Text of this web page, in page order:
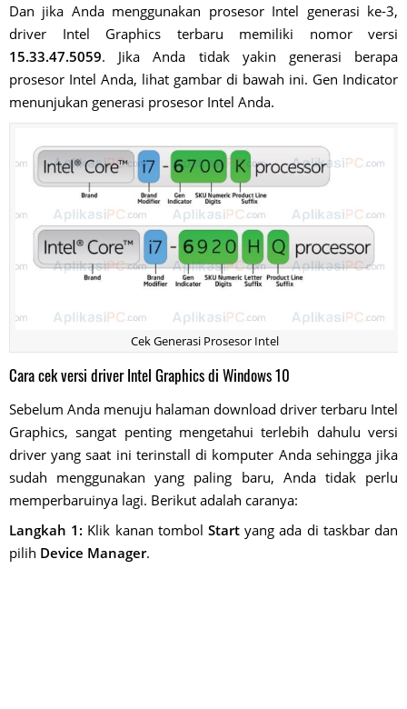
Dan jika Anda menggunakan prosesor Intel generasi ke-3,
driver Intel Graphics terbaru memiliki nomor versi
15.33.47.5059. Jika Anda tidak yakin generasi berapa
prosesor Intel Anda, lihat gambar di bawah ini. Gen Indicator
menunjukan generasi prosesor Intel Anda.
Cek Generasi Prosesor Intel
Cara cek versi driver Intel Graphics di Windows 10
Sebelum Anda menuju halaman download driver terbaru Intel
Graphics, sangat penting mengetahui terlebih dahulu versi
driver yang saat ini terinstall di komputer Anda sehingga jika
sudah menggunakan yang paling baru, Anda tidak perlu
memperbaruinya lagi. Berikut adalah caranya:
Langkah 1: Klik kanan tombolStart yang ada di taskbar dan
pilih Device Manager.